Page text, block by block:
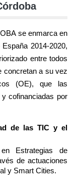
se enmarca en
2014-2020,
entre todos
concretan a su vez
(OE), que las
cofinanciadas por
de las TIC y el
Estrategias de
de actuaciones
y Smart Cities.